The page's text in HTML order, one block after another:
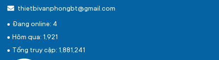
thietbivanphongbt@gmail.com
Đang online: 4
Hôm qua: 1,921
Tổng truy cập: 1,881,241